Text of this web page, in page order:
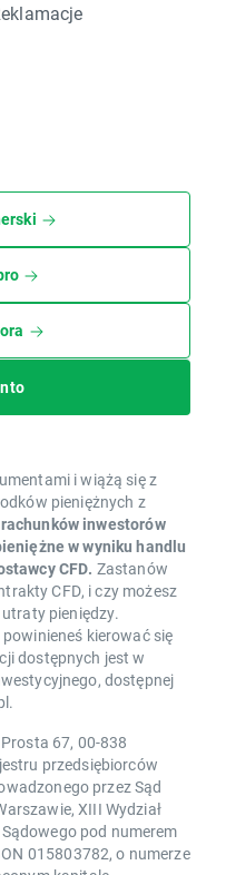
i wiążą się z
pieniężnych z
rachunków inwestorów
w wyniku handlu
CFD. Zastanów
CFD, i czy możesz
pieniędzy.
kierować się
dostępnych jest w
dostępnej
67, 00-838
przedsiębiorców
przez Sąd
XIII Wydział
pod numerem
015803782, o numerze